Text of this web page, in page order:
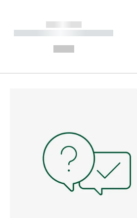
------------
----------- ----------- ----------